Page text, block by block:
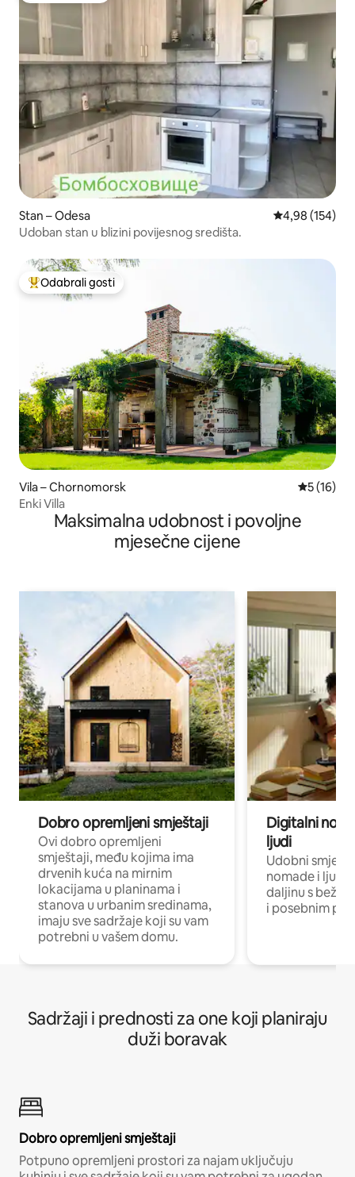
Stan – Odesa Prosječna
4,98 (154)
Udoban stan u blizini povijesnog središta.
Među najviše rangiranima s oznakom „Odabrali gosti”
Odabrali gosti
Vila – Chornomorsk Prosječna
5 (16)
Enki Villa
Maksimalna udobnost i povoljne
mjesečne cijene
Dobro opremljeni smještaji
Ovi dobro opremljeni
smještaji, među kojima ima
drvenih kuća na mirnim
lokacijama u planinama i
stanova u urbanim sredinama,
imaju sve sadržaje koji su vam
potrebni u vašem domu.
Digitalni
ljudi
Udobni
nomade i ljude
daljinu s
i posebnim
Sadržaji i prednosti za one koji planiraju
duži boravak
Dobro opremljeni smještaji
Potpuno opremljeni prostori za najam uključuju